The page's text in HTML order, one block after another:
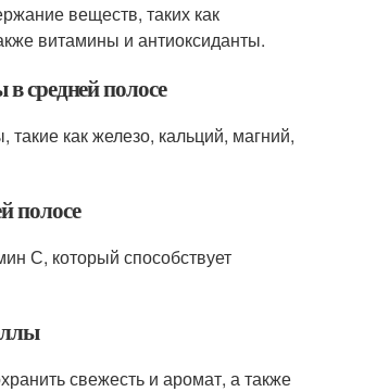
веществ, таких как
витамины и антиоксиданты.
средней полосе
как железо, кальций, магний,
полосе
С, который способствует
свежесть и аромат, а также